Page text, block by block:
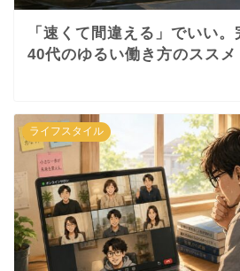
「速くて間違える」でいい
40代のゆるい働き方のススメ
ライフスタイル